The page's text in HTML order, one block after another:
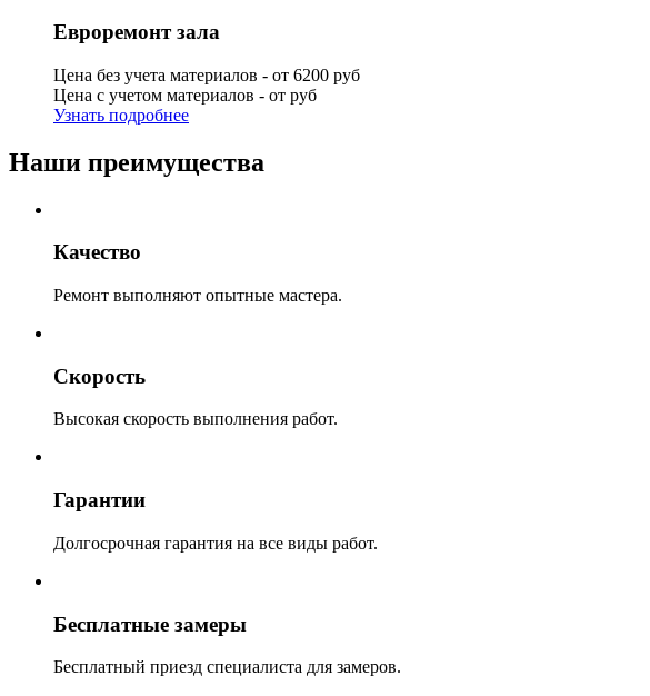
Евроремонт зала
Цена без учета материалов - от 6200 руб
Цена с учетом материалов - от руб
Узнать подробнее
Наши преимущества
Качество
Ремонт выполняют опытные мастера.
Скорость
Высокая скорость выполнения работ.
Гарантии
Долгосрочная гарантия на все виды работ.
Бесплатные замеры
Бесплатный приезд специалиста для замеров.